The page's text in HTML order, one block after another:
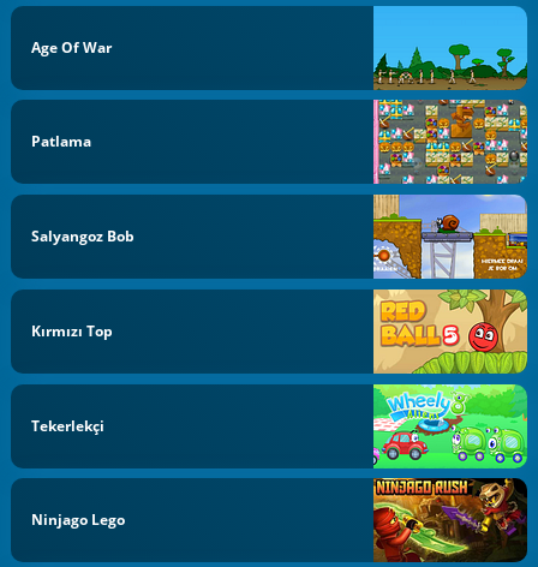
Age Of War
Patlama
Salyangoz Bob
Kırmızı Top
Tekerlekçi
Ninjago Lego